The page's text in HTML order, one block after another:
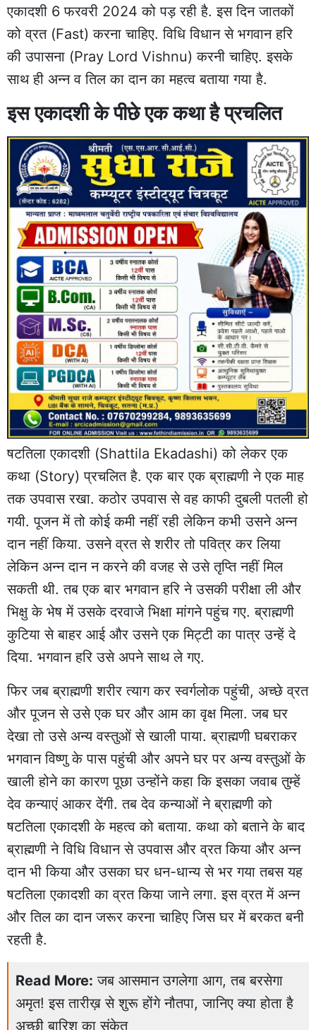
एकादशी 6 फरवरी 2024 को पड़ रही है. इस दिन जातकों
को व्रत (Fast) करना चाहिए. विधि विधान से भगवान हरि
की उपासना (Pray Lord Vishnu) करनी चाहिए. इसके
साथ ही अन्न व तिल का दान का महत्व बताया गया है.
इस एकादशी के पीछे एक कथा है प्रचलित
षटतिला एकादशी (Shattila Ekadashi) को लेकर एक
कथा (Story) प्रचलित है. एक बार एक ब्राह्मणी ने एक माह
तक उपवास रखा. कठोर उपवास से वह काफी दुबली पतली हो
गयी. पूजन में तो कोई कमी नहीं रही लेकिन कभी उसने अन्न
दान नहीं किया. उसने व्रत से शरीर तो पवित्र कर लिया
लेकिन अन्न दान न करने की वजह से उसे तृप्ति नहीं मिल
सकती थी. तब एक बार भगवान हरि ने उसकी परीक्षा ली और
भिक्षु के भेष में उसके दरवाजे भिक्षा मांगने पहुंच गए. ब्राह्मणी
कुटिया से बाहर आई और उसने एक मिट्टी का पात्र उन्हें दे
दिया. भगवान हरि उसे अपने साथ ले गए.
फिर जब ब्राह्मणी शरीर त्याग कर स्वर्गलोक पहुंची, अच्छे व्रत
और पूजन से उसे एक घर और आम का वृक्ष मिला. जब घर
देखा तो उसे अन्य वस्तुओं से खाली पाया. ब्राह्मणी घबराकर
भगवान विष्णु के पास पहुंची और अपने घर पर अन्य वस्तुओं के
खाली होने का कारण पूछा उन्होंने कहा कि इसका जवाब तुम्हें
देव कन्याएं आकर देंगी. तब देव कन्याओं ने ब्राह्मणी को
षटतिला एकादशी के महत्व को बताया. कथा को बताने के बाद
ब्राह्मणी ने विधि विधान से उपवास और व्रत किया और अन्न
दान भी किया और उसका घर धन-धान्य से भर गया तबस यह
षटतिला एकादशी का व्रत किया जाने लगा. इस व्रत में अन्न
और तिल का दान जरूर करना चाहिए जिस घर में बरकत बनी
रहती है.
Read More: जब आसमान उगलेगा आग, तब बरसेगा
अमृत! इस तारीख़ से शुरू होंगे नौतपा, जानिए क्या होता है
अच्छी बारिश का संकेत